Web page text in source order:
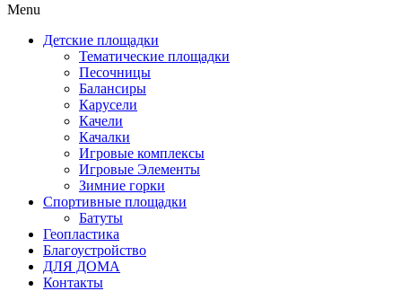
Menu
Детские площадки
Тематические площадки
Песочницы
Балансиры
Карусели
Качели
Качалки
Игровые комплексы
Игровые Элементы
Зимние горки
Спортивные площадки
Батуты
Геопластика
Благоустройство
ДЛЯ ДОМА
Контакты